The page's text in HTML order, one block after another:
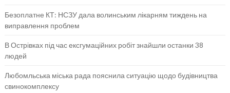
Безоплатне КТ: НСЗУ дала волинським лікарням тиждень на
виправлення проблем
В Острівках під час ексгумаційних робіт знайшли останки 38
людей
Любомльська міська рада пояснила ситуацію щодо будівництва
свинокомплексу